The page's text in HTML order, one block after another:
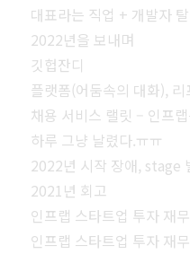
대표라는 직업 + 개발자
2022년을 보내며
깃헙잔디
플랫폼(어둠속의 대화), 리
채용 서비스 랠릿 – 인프
하루 그냥 날렸다.ㅠㅠ
2022년 시작 장애, stage
2021년 회고
인프랩 스타트업 투자 재
인프랩 스타트업 투자 재